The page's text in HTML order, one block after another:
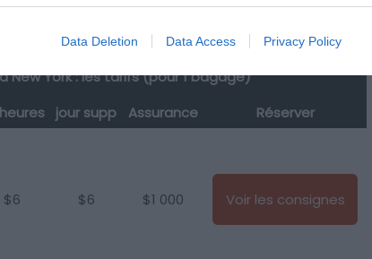
Data Deletion Data Access Privacy Policy
York : combien ça coûte ?
New York : les tarifs (pour 1 bagage)
jour supp Assurance Réserver
$6 $6 $1 000 Voir les consignes